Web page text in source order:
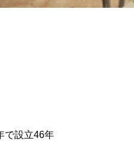
で設立46年